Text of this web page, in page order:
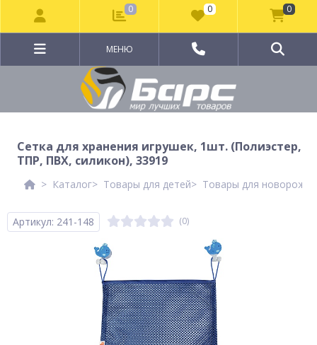
МЕНЮ
Сетка для хранения игрушек, 1шт. (Полиэстер,
ТПР, ПВХ, силикон), 33919
Каталог Товары для детей Товары для
Артикул: 241-148 (0)
0 0 0